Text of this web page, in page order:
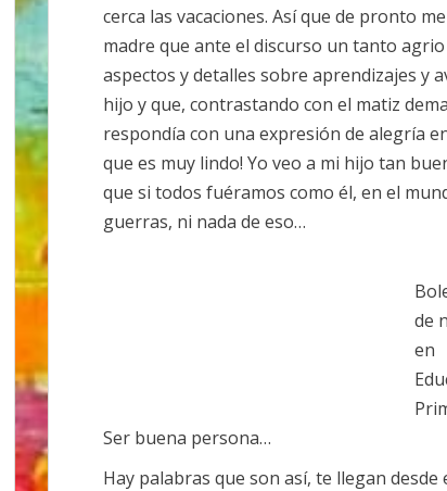
cerca las vacaciones. Así que de pronto
madre que ante el discurso un tanto
aspectos y detalles sobre aprendizajes y
hijo y que, contrastando con el matiz
respondía con una expresión de alegría
que es muy lindo! Yo veo a mi hijo tan
que si todos fuéramos como él, en el
guerras, ni nada de eso…
de
en
Ser buena persona…
Hay palabras que son así, te llegan